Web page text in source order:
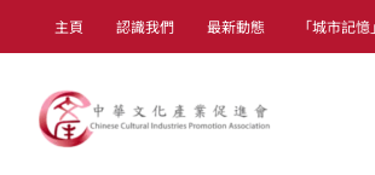
to
content
主頁 認識我們 最新動態 「城市記憶」